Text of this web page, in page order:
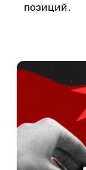
позиций.